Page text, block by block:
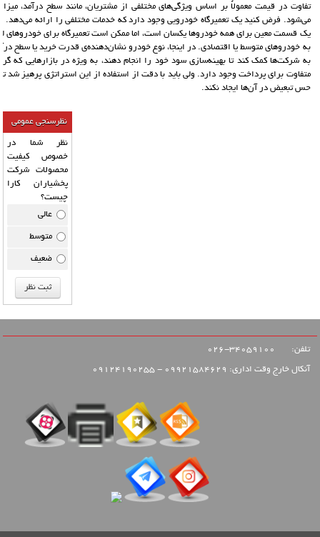
تفاوت در قیمت معمولاً بر اساس ویژگی‌های مختلفی از مشتریان، مانند سطح درآمد،
می‌شود. فرض کنید یک تعمیرگاه خودرویی وجود دارد که خدمات مختلفی را ارائه می‌دهد.
یک قسمت معین برای همه خودروها یکسان است، اما ممکن است تعمیرگاه برای خودروهای
به خودروهای متوسط یا اقتصادی. در اینجا، نوع خودرو نشان‌دهنده‌ی قدرت خرید یا سطح
به شرکت‌ها کمک کند تا بهینه‌سازی سود خود را انجام دهند، به ویژه در بازارهایی که
متفاوت برای پرداخت وجود دارد. ولی باید با دقت از استفاده از این استراتژی پرهیز شد
حس تبعیض در آن‌ها ایجاد نکند.
نظرسنجی عمومی
نظر شما در
خصوص کیفیت
محصولات شرکت
پخشیاران کارا
چیست؟
عالی
متوسط
ضعیف
تلفن:
آنکال خارج وقت اداری: 09921584629 - 09124190255